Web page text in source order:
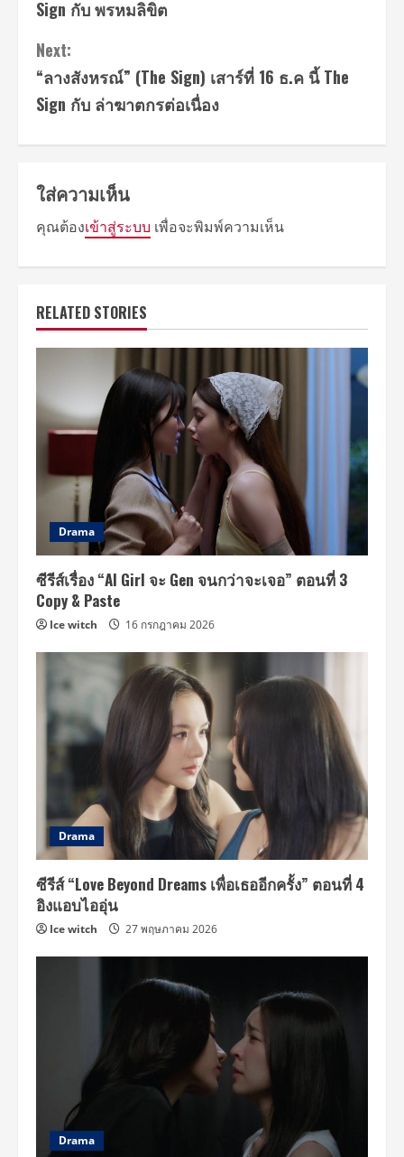
Sign กับ พรหมลิขิต
Next:
“ลางสังหรณ์” (The Sign) เสาร์ที่ 16 ธ.ค นี้ The
Sign กับ ล่าฆาตกรต่อเนื่อง
ใส่ความเห็น
คุณต้องเข้าสู่ระบบ เพื่อจะพิมพ์ความเห็น
RELATED STORIES
Drama
ซีรีส์เรื่อง “AI Girl จะ Gen จนกว่าจะเจอ” ตอนที่ 3
Copy & Paste
Ice witch 16 กรกฎาคม 2026
Drama
ซีรีส์ “Love Beyond Dreams เพื่อเธออีกครั้ง” ตอนที่ 4
อิงแอบไออุ่น
Ice witch 27 พฤษภาคม 2026
Drama